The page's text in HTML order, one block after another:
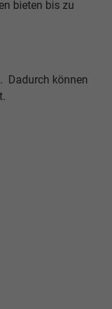
bieten bis zu
Dadurch können